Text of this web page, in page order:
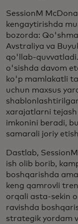
SessionM
kengaytirishda
bozorda:
Avstraliya va
qo'llab-
o'sishda davom
ko'p mamlakatli
uchun maxsus
xarajatlarni tejash
imkonini beradi,
samarali joriy
Dastlab,
ish olib borib,
boshqarishda
keng qamrovli
orqali asta-sekin
ravishda
strategik yordam